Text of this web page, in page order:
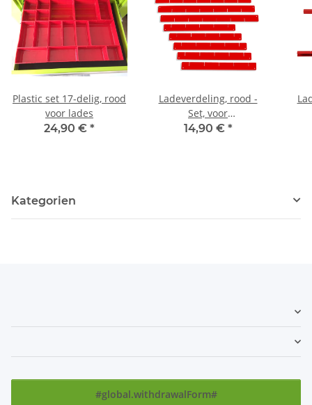
Plastic set 17-delig, rood
voor lades
24,90 € *
Ladeverdeling, rood -
Set, voor
werkplaatswagens
14,90 € *
Kategorien
#global.withdrawalForm#